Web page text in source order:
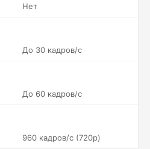
Нет
До 30 кадров/c
До 60 кадров/c
960 кадров/c (720p)